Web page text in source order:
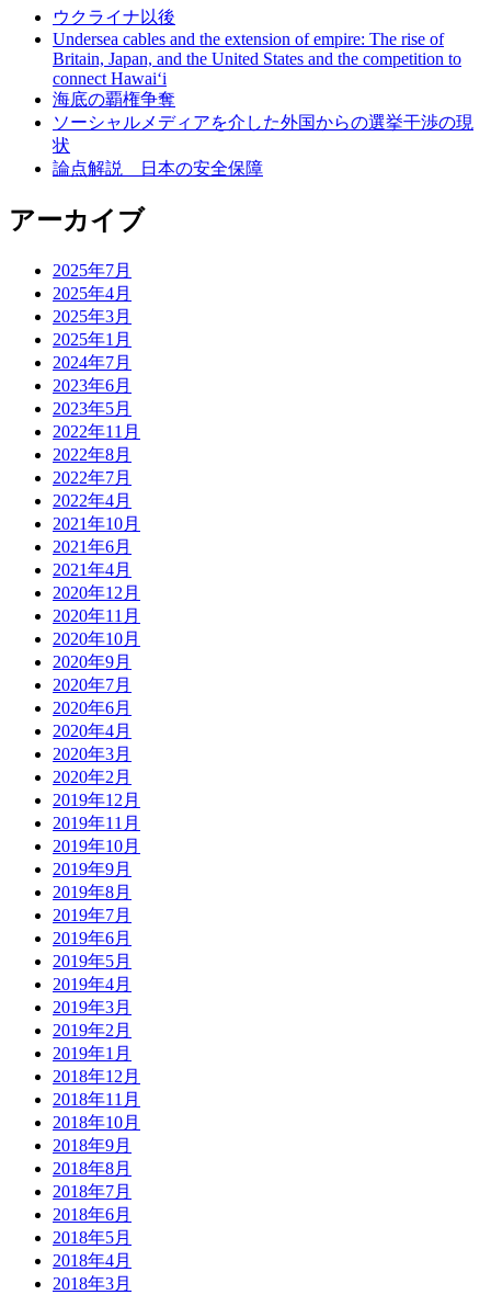
ウクライナ以後
Undersea cables and the extension of empire: The rise of
Britain, Japan, and the United States and the competition to
connect Hawai‘i
海底の覇権争奪
ソーシャルメディアを介した外国からの選挙干渉の現
状
論点解説 日本の安全保障
アーカイブ
2025年7月
2025年4月
2025年3月
2025年1月
2024年7月
2023年6月
2023年5月
2022年11月
2022年8月
2022年7月
2022年4月
2021年10月
2021年6月
2021年4月
2020年12月
2020年11月
2020年10月
2020年9月
2020年7月
2020年6月
2020年4月
2020年3月
2020年2月
2019年12月
2019年11月
2019年10月
2019年9月
2019年8月
2019年7月
2019年6月
2019年5月
2019年4月
2019年3月
2019年2月
2019年1月
2018年12月
2018年11月
2018年10月
2018年9月
2018年8月
2018年7月
2018年6月
2018年5月
2018年4月
2018年3月